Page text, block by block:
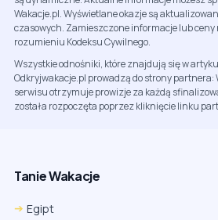
Wakacje.pl. Wyświetlane okazje są
czasowych. Zamieszczone informacje lub ceny
rozumieniu Kodeksu Cywilnego.
Wszystkie odnośniki, które znajdują się w
Odkryjwakacje.pl prowadzą do strony partnera:
serwisu otrzymuje prowizje za każdą
została rozpoczęta poprzez kliknięcie linku
Tanie Wakacje
Egipt